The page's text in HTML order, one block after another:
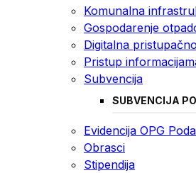
Komunalna
Gospodarenje
Digitalna
Pristup
Subvencija
SUBVENCIJA
Evidencija OPG
Obrasci
Stipendija